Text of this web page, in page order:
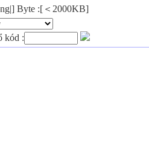
Byte :[＜2000KB]
kód :